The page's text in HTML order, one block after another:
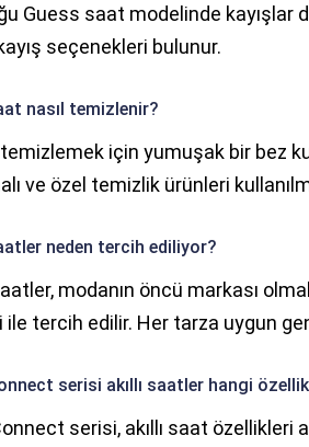
Guess saat modelinde kayışlar
seçenekleri bulunur.
nasıl temizlenir?
için yumuşak bir bez
ve özel temizlik ürünleri
neden tercih ediliyor?
modanın öncü markası
ile tercih edilir. Her tarza uygun
serisi akıllı saatler hangi
serisi, akıllı saat özellikleri